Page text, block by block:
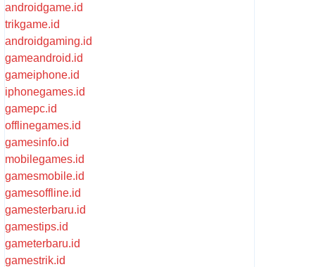
androidgame.id
trikgame.id
androidgaming.id
gameandroid.id
gameiphone.id
iphonegames.id
gamepc.id
offlinegames.id
gamesinfo.id
mobilegames.id
gamesmobile.id
gamesoffline.id
gamesterbaru.id
gamestips.id
gameterbaru.id
gamestrik.id